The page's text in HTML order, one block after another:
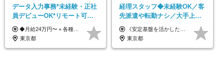
データ入力事務*未経験・正社
員デビューOK*リモート可能*
年間休日124日*面接1回*実働
7.5時間
◆月給24万円〜＋各種手当 ※残業代全額支給 ※試用期間6ヶ月（期間中も給与・待遇に変更なし）
東京都
経理スタッフ◆未経験OK／客
先派遣や転勤ナシ／大手上場
グループ／駅徒歩2分／実働7
時間15分／残業ほぼなし
《安定基盤を活かした各種手当も支給します！》 ★地域手当…月14,000円～30,000円（帯同家族の有無などにより異なる） ★資格手当…月3,000～5,000円（建設業経理士1級・2級など） ◇月給21万円～＋諸手当＋賞与年2回（4.0ヶ月※2024年度実績）／大卒以上 ◇月給20万円～＋諸手当＋賞与年2回（4.0ヶ月※2024年度実績）／短大卒以上 ◇月給19万円～＋諸手当＋賞与年2回（4.0ヶ月※2024年度実績）／中卒以上 ※残業代は発生分を支給します ※経験・年齢・前職給与を考慮して決定いたします （試用期間2ヶ月有。待遇に変更はありません）
東京都